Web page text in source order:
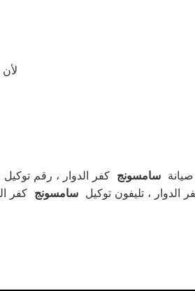
سامسونج كفر الدوار ، رقم توكيل
الدوار ، تليفون توكيل سامسونج كفر